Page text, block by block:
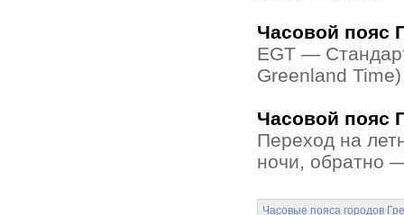
Часовой пояс
EGT —
Greenland Time)
Часовой пояс
Переход на
ночи, обратно
Часовые пояса городов